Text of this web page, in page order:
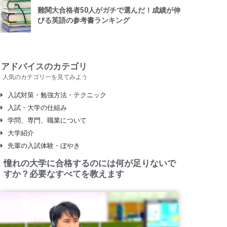
難関大合格者50人がガチで選んだ！成績が伸
びる英語の参考書ランキング
ドバイスのカテゴリ
人気のカテゴリ一を見てみよう
入試対策・勉強方法・テクニック
入試・大学の仕組み
学問、専門、職業について
大学紹介
先輩の入試体験・ぼやき
憧れの大学に合格するのには何が足りないで
すか？必要なすべてを教えます